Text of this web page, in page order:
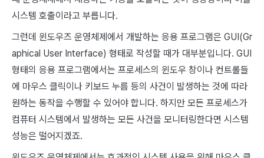
시스템 호출이라고 부릅니다.
그런데 윈도우즈 운영체제에서 개발하는 응용 프로그램은 GUI(Gr
aphical User Interface) 형태로 작성할 때가 대부분입니다. GUI
형태의 응용 프로그램에서는 프로세스의 윈도우 창이나 컨트롤들
에 마우스 클릭이나 키보드 누름 등의 사건이 발생하는 것에 따라
원하는 동작을 수행할 수 있어야 합니다. 하지만 모든 프로세스가
컴퓨터 시스템에서 발생하는 모든 사건을 모니터링한다면 시스템
성능은 떨어지겠죠.